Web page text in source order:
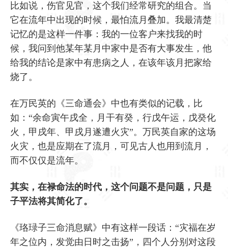
比如说，伤官见官，这个我们经常研究的组合。当
它在流年中出现的时候，最怕流月叠加。我最清楚
记忆的是这样一件事：我的一位客户来找我的时
候，我问到他某年某月中家中是否有大事发生，他
给我的结论是家中有患病之人，在该年该月把家给
烧了。
在万民英的《三命通会》中也有类似的记载，比
如：“余命寅午戌全，月干有癸，行戊午运，戊癸化
火，甲戌年、甲戌月遂遭火灾”。万民英自家的这场
火灾，也是应期在了流月，可见古人也用到流月，
而不仅仅是流年。
其实，在禄命法的时代，这个问题不是问题，只是
子平法将其简化了。
《珞琭子三命消息赋》中有这样一段话：“灾福在岁
年之位内，发觉由日时之击扬”，四个人分别对这段